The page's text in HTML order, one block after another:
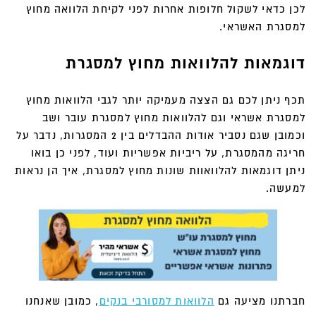
לכן כדאי לשקול חלופות אחרות לפני לקיחת הלוואה מחוץ
למסגרת האשראי.
דוגמאות להלוואות מחוץ למסגרת
תכף ניתן לכם גם הצצה מעמיקה יותר לגבי הלוואות מחוץ
למסגרת אשראי וגם להלוואות מחוץ למסגרת עובר ושב
וכמובן שגם נסביר אודות ההבדלים בין 2 המסגרות, נדבר על
חריגה מהמסגרת, על ריביות אפשריות ועוד, לפני כן בואו
ניתן דוגמאות להלוואוות שונות מחוץ למסגרת, איך הן נראות
למעשה.
חברתנו מציעה גם הלוואות למסורבי בנקים , כמובן שאנחנו